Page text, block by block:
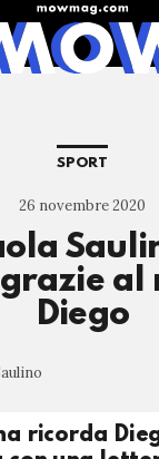
SPORT
26 novembre 2020
al
Diego
ricorda